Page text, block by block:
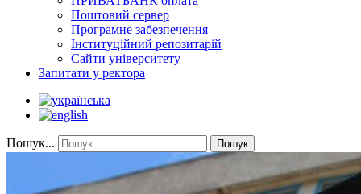
Поштовий сервер
Програмне забезпечення
Інституційний репозитарій
Сайти університету
Запитати у ректора
Пошук... Пошук